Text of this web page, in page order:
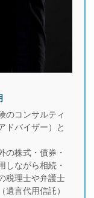
のコンサルティ
ドバイザー）と
の株式・債券・
しながら相続・
税理士や弁護士
遺言代用信託）